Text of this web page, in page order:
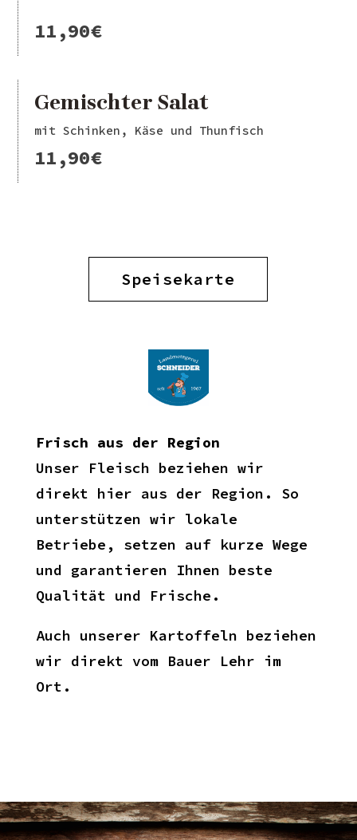
11,90€
Gemischter Salat
mit Schinken, Käse und Thunfisch
11,90€
Speisekarte
Frisch aus der Region
Unser Fleisch beziehen wir
direkt hier aus der Region. So
unterstützen wir lokale
Betriebe, setzen auf kurze Wege
und garantieren Ihnen beste
Qualität und Frische.
Auch unserer Kartoffeln beziehen
wir direkt vom Bauer Lehr im
Ort.